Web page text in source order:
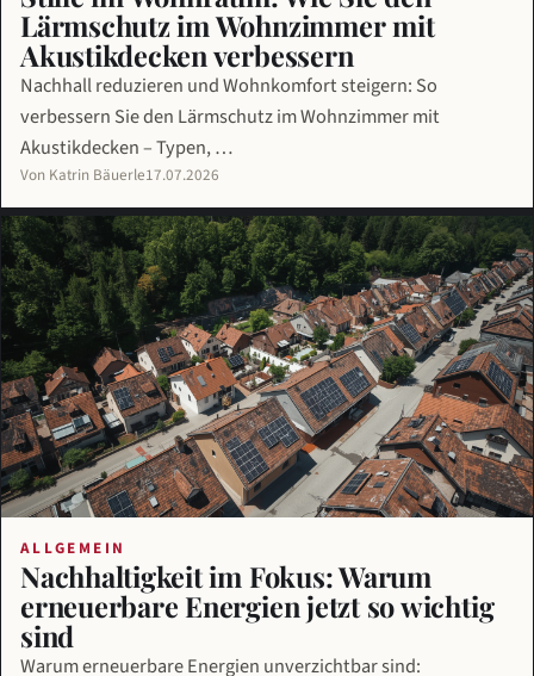
Lärmschutz im Wohnzimmer mit
Akustikdecken verbessern
Nachhall reduzieren und Wohnkomfort steigern: So
verbessern Sie den Lärmschutz im Wohnzimmer mit
Akustikdecken – Typen, …
Von Katrin Bäuerle17.07.2026
ALLGEMEIN
Nachhaltigkeit im Fokus: Warum
erneuerbare Energien jetzt so wichtig
sind
Warum erneuerbare Energien unverzichtbar sind: